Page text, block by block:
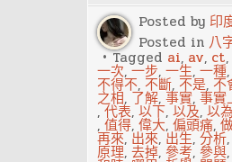
神
——
帝
旺
Posted by 印
Posted in 八
Tagged ai, av, ct,
一次,一步, 一生, 一種,
不得不, 不斷, 不是, 不
之相,了解, 事實, 事實
,代表,以下,以及,以為
, 值得, 偉大, 偏頭痛,
再來,出來,出生,分析
原理, 去掉, 參考, 參與,